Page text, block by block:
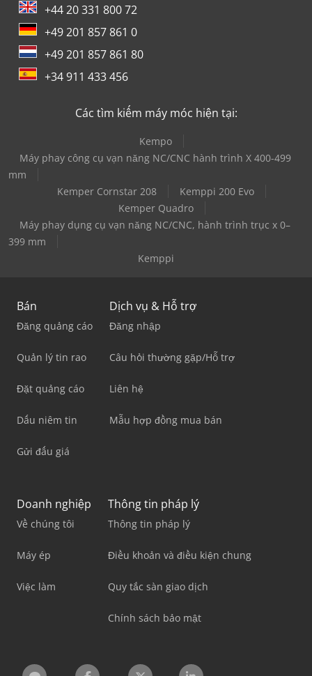
+44 20 331 800 72
+49 201 857 861 0
+49 201 857 861 80
+34 911 433 456
Các tìm kiếm máy móc hiện tại:
Kempo
Máy phay công cụ vạn năng NC/CNC hành trình X 400-499
mm
Kemper Cornstar 208
Kemppi 200 Evo
Kemper Quadro
Máy phay dụng cụ vạn năng NC/CNC, hành trình trục x 0–
399 mm
Kemppi
Bán
Đăng quảng cáo
Quản lý tin rao
Đặt quảng cáo
Dấu niêm tin
Gửi đấu giá
Dịch vụ & Hỗ trợ
Đăng nhập
Câu hỏi thường gặp/Hỗ trợ
Liên hệ
Mẫu hợp đồng mua bán
Doanh nghiệp
Về chúng tôi
Máy ép
Việc làm
Thông tin pháp lý
Thông tin pháp lý
Điều khoản và điều kiện chung
Quy tắc sàn giao dịch
Chính sách bảo mật